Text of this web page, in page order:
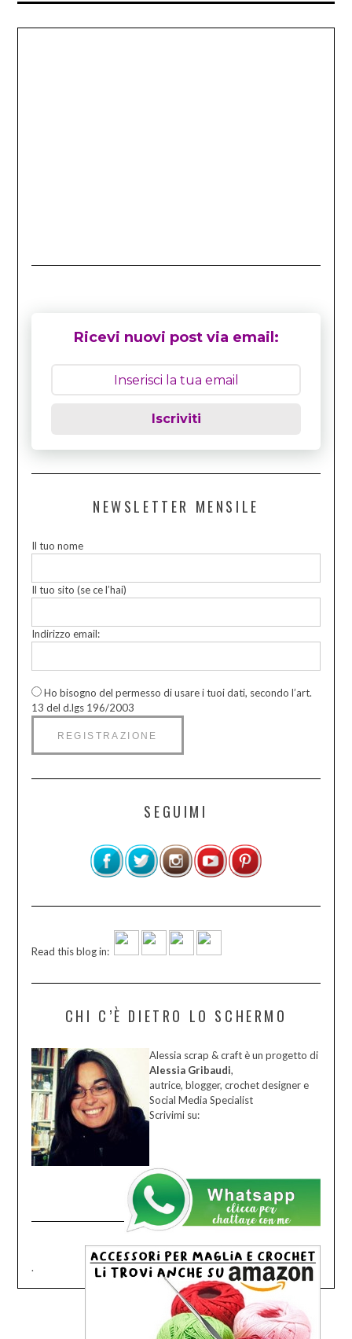
Ricevi nuovi post via email:
Iscriviti
NEWSLETTER MENSILE
Il tuo nome
Il tuo sito (se ce l’hai)
Indirizzo email:
Ho bisogno del permesso di usare i tuoi dati, secondo l’art.
13 del d.lgs 196/2003
SEGUIMI
Read this blog in:
CHI C’È DIETRO LO SCHERMO
Alessia scrap & craft è un progetto di
Alessia Gribaudi,
autrice, blogger, crochet designer e
Social Media Specialist
Scrivimi su:
.